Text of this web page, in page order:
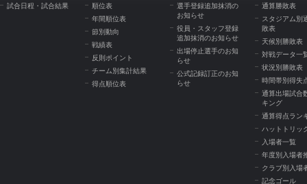
試合日程・試合結果
順位表
年間順位表
節別動向
戦績表
反則ポイント
チーム別集計結果
得点順位表
選手登録追加抹消の
お知らせ
役員・スタッフ登録
追加抹消のお知らせ
出場停止選手のお知
らせ
公式記録訂正のお知
らせ
通算勝敗表
スタジアム別
敗表
天候別勝敗表
対戦データ一
状況別勝敗表
時間帯別得失
通算出場試合
キング
通算得点ラン
ハットトリッ
入場者一覧
年度別入場者
クラブ別入場
記念ゴール